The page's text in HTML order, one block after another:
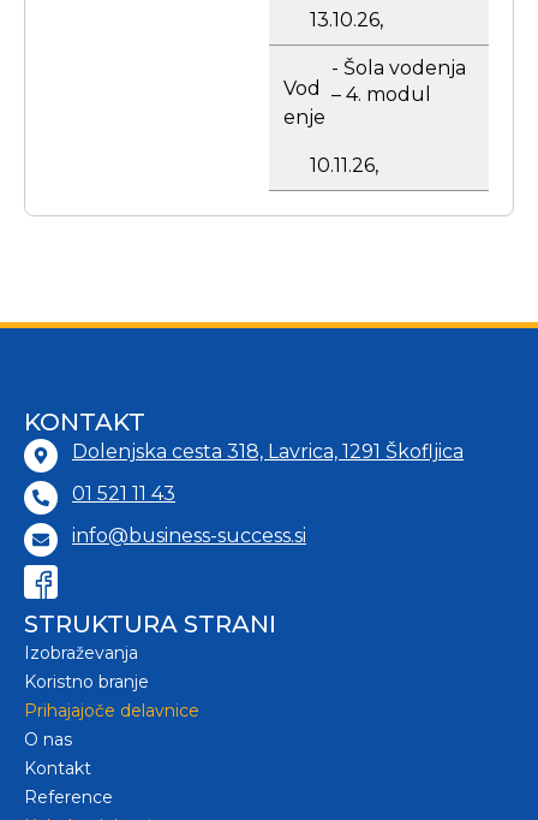
13.10.26,
Vod
enje
- Šola vodenja
– 4. modul
10.11.26,
KONTAKT
Dolenjska cesta 318, Lavrica, 1291 Škofljica
01 521 11 43
info@business-success.si
STRUKTURA STRANI
Izobraževanja
Koristno branje
Prihajajoče delavnice
O nas
Kontakt
Reference